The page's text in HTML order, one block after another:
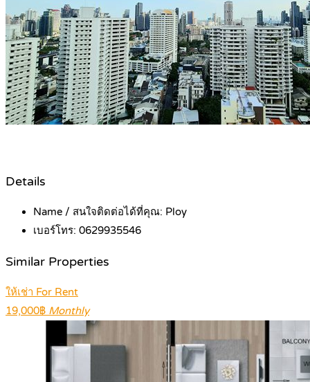
Details
Name / สนใจติดต่อได้ที่คุณ: Ploy
เบอร์โทร: 0629935546
Similar Properties
ให้เช่า For Rent
19,000฿ Monthly